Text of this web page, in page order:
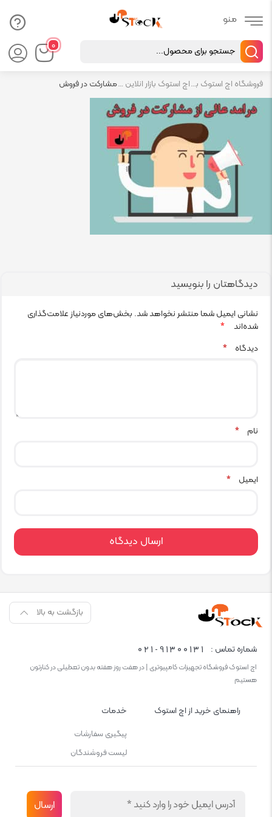
۰
Products
search
فروشگاه اچ استوک بازار انلاین تجهیزات کامپیوتر استوک اچ استوک بازار انلاین تجهیزات کامپیوتر استوکمشارکت در فروش
دیدگاهتان را بنویسید
نشانی ایمیل شما منتشر نخواهد شد. بخش‌های موردنیاز علامت‌گذاری
شده‌اند
*
دیدگاه
*
نام *
ایمیل *
بازگشت به بالا
شماره تماس : 021-91300131
اچ استوک فروشگاه تجهیزات کامپیوتری | در هفت روز هفته بدون تعطیلی در کنارتون
هستیم
راهنمای خرید از اچ استوک خدمات
پیگیری سفارشات
لیست فروشندگان